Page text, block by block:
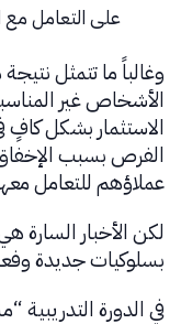
على التعامل مع
وغالباً ما تتمثل
الأشخاص غير
الاستثمار بشكل
الفرص بسبب
عملاؤهم للتعامل
لكن الأخبار السارة
بسلوكيات جديدة
في الدورة التدريبية